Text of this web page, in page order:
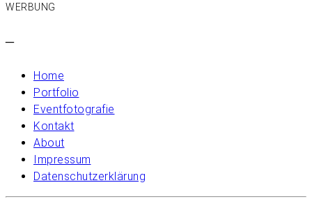
WERBUNG
–
Home
Portfolio
Eventfotografie
Kontakt
About
Impressum
Datenschutzerklärung